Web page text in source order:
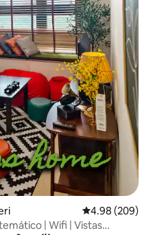
Calificación
4.98 (209)
| Wifi | Vistas